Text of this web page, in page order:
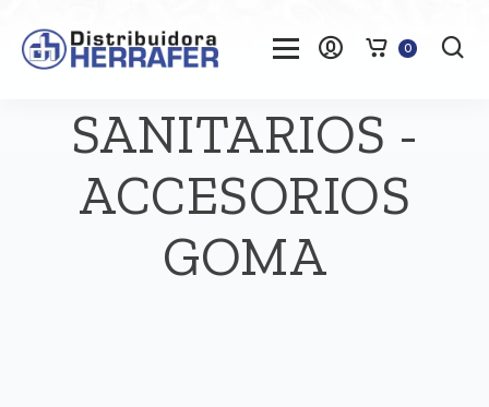
0
SANITARIOS -
ACCESORIOS
GOMA